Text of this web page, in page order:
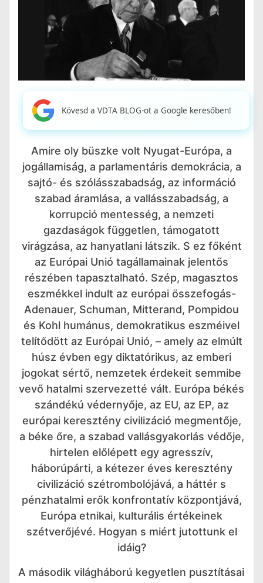
Kövesd a VDTA BLOG-ot a Google keresőben!
Amire oly büszke volt Nyugat-Európa, a
jogállamiság, a parlamentáris demokrácia, a
sajtó- és szólásszabadság, az információ
szabad áramlása, a vallásszabadság, a
korrupció mentesség, a nemzeti
gazdaságok független, támogatott
virágzása, az hanyatlani látszik. S ez főként
az Európai Unió tagállamainak jelentős
részében tapasztalható. Szép, magasztos
eszmékkel indult az európai összefogás-
Adenauer, Schuman, Mitterand, Pompidou
és Kohl humánus, demokratikus eszméivel
telítődött az Európai Unió, – amely az elmúlt
húsz évben egy diktatórikus, az emberi
jogokat sértő, nemzetek érdekeit semmibe
vevő hatalmi szervezetté vált. Európa békés
szándékú védernyője, az EU, az EP, az
európai keresztény civilizáció megmentője,
a béke őre, a szabad vallásgyakorlás védője,
hirtelen előlépett egy agresszív,
háborúpárti, a kétezer éves keresztény
civilizáció szétrombolójává, a háttér s
pénzhatalmi erők konfrontatív központjává,
Európa etnikai, kulturális értékeinek
szétverőjévé. Hogyan s miért jutottunk el
idáig?
A második világháború kegyetlen pusztításai